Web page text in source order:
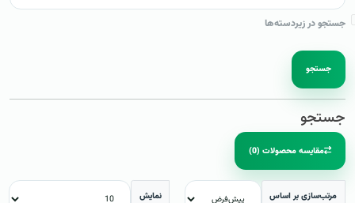
جستجو در زیردسته‌ها
جستجو
جستجو
مقایسه محصولات (0)
مرتب‌سازی بر اساس نمایش